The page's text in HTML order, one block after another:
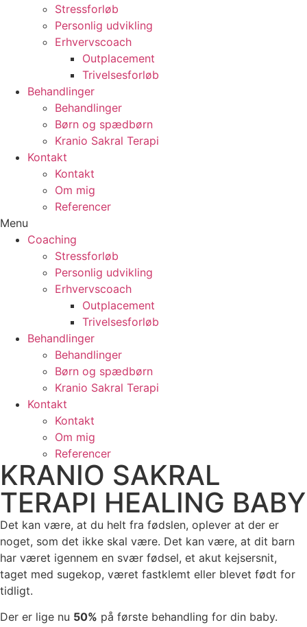
Stressforløb
Personlig udvikling
Erhvervscoach
Outplacement
Trivelsesforløb
Behandlinger
Behandlinger
Børn og spædbørn
Kranio Sakral Terapi
Kontakt
Kontakt
Om mig
Referencer
Menu
Coaching
Stressforløb
Personlig udvikling
Erhvervscoach
Outplacement
Trivelsesforløb
Behandlinger
Behandlinger
Børn og spædbørn
Kranio Sakral Terapi
Kontakt
Kontakt
Om mig
Referencer
KRANIO SAKRAL
TERAPI HEALING BABY
Det kan være, at du helt fra fødslen, oplever at der er
noget, som det ikke skal være. Det kan være, at dit barn
har været igennem en svær fødsel, et akut kejsersnit,
taget med sugekop, været fastklemt eller blevet født for
tidligt.
Der er lige nu 50% på første behandling for din baby.